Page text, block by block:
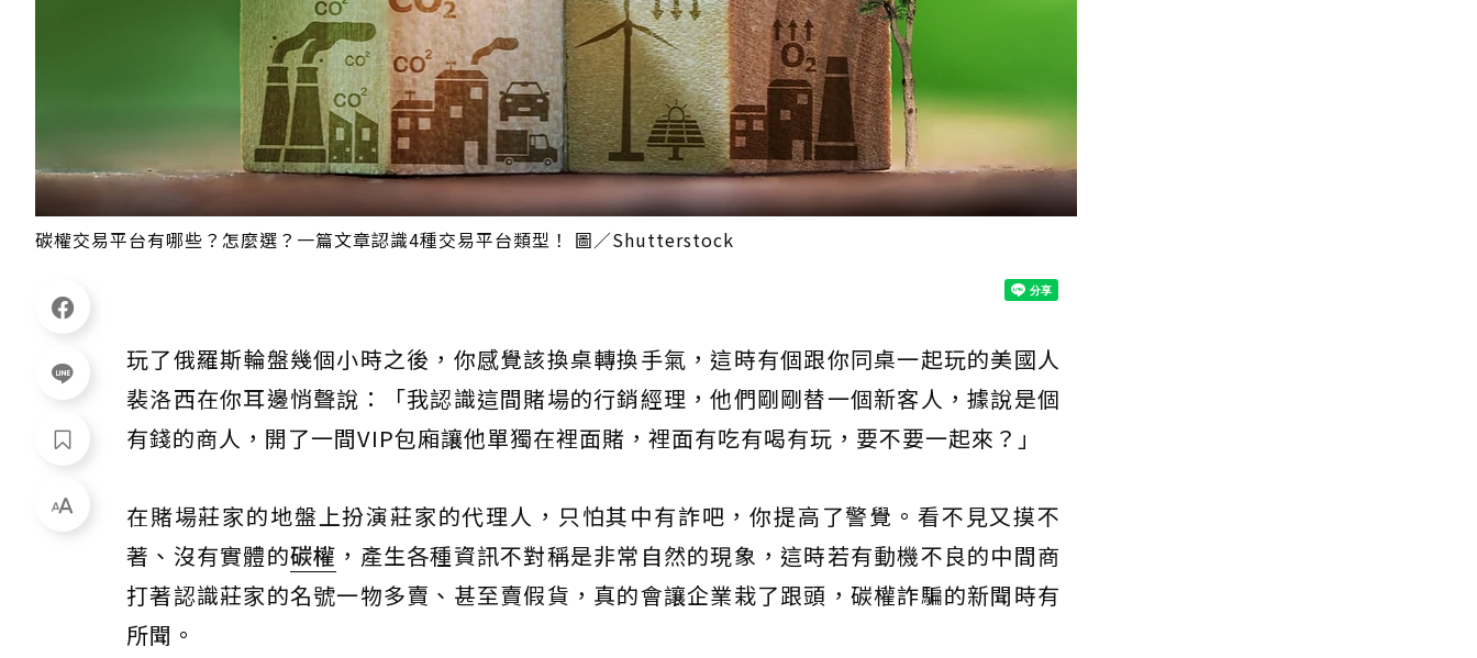
碳權交易平台有哪些？怎麼選？一篇文章認識4種交易平台類型！ 圖／Shutterstock
玩了俄羅斯輪盤幾個小時之後，你感覺該換桌轉換手氣，這時有個跟你同桌一起玩的美國人
裴洛西在你耳邊悄聲說：「我認識這間賭場的行銷經理，他們剛剛替一個新客人，據說是個
有錢的商人，開了一間VIP包廂讓他單獨在裡面賭，裡面有吃有喝有玩，要不要一起來？」
在賭場莊家的地盤上扮演莊家的代理人，只怕其中有詐吧，你提高了警覺。看不見又摸不
著、沒有實體的碳權 ，產生各種資訊不對稱是非常自然的現象，這時若有動機不良的中間商
打著認識莊家的名號一物多賣、甚至賣假貨，真的會讓企業栽了跟頭，碳權詐騙的新聞時有
所聞。